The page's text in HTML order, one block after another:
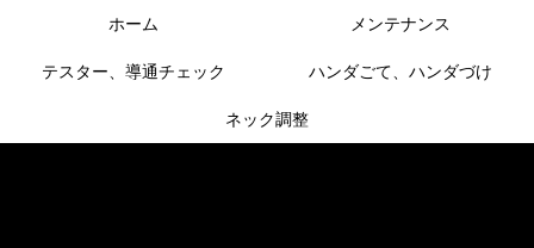
ホーム メンテナンス
テスター、導通チェック ハンダごて、ハンダづけ
ネック調整